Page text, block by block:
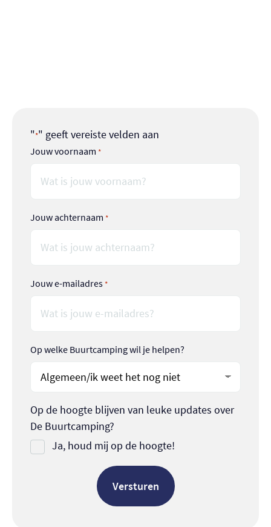
"*" geeft vereiste velden aan
Jouw voornaam *
Jouw achternaam *
Jouw e-mailadres *
Op welke Buurtcamping wil je helpen?
Op de hoogte blijven van leuke updates over
De Buurtcamping?
Ja, houd mij op de hoogte!